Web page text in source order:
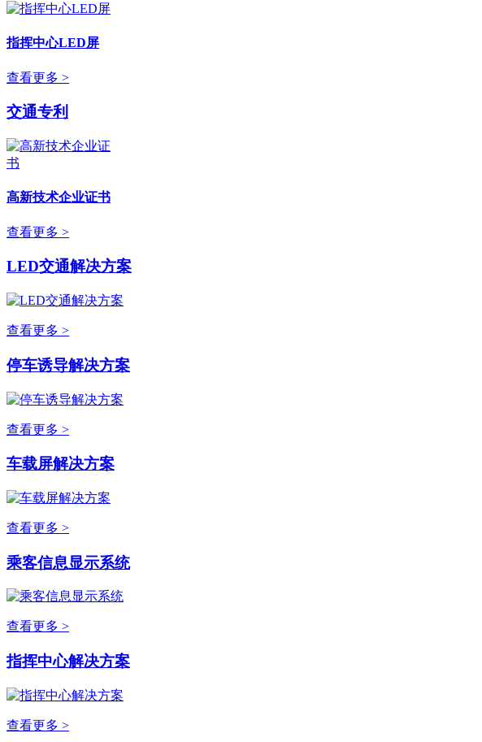
指挥中心LED屏
查看更多 >
交通专利
高新技术企业证书
查看更多 >
LED交通解决方案
查看更多 >
停车诱导解决方案
查看更多 >
车载屏解决方案
查看更多 >
乘客信息显示系统
查看更多 >
指挥中心解决方案
查看更多 >